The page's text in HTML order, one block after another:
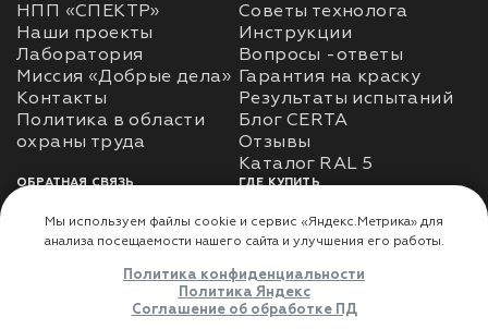
НПП «СПЕКТР»
Наши проекты
Лаборатория
Миссия «Добрые дела»
Контакты
Политика в области
Советы технолога
Инструкции
Вопросы -ответы
Гарантия на краску
Результаты испытаний
Блог CERTA
Отзывы
Каталог RAL 5
ОБРАТНАЯ СВЯЗЬ
Использование
использования личных
ГДЕ КУПИТЬ
Доставка
Где купить